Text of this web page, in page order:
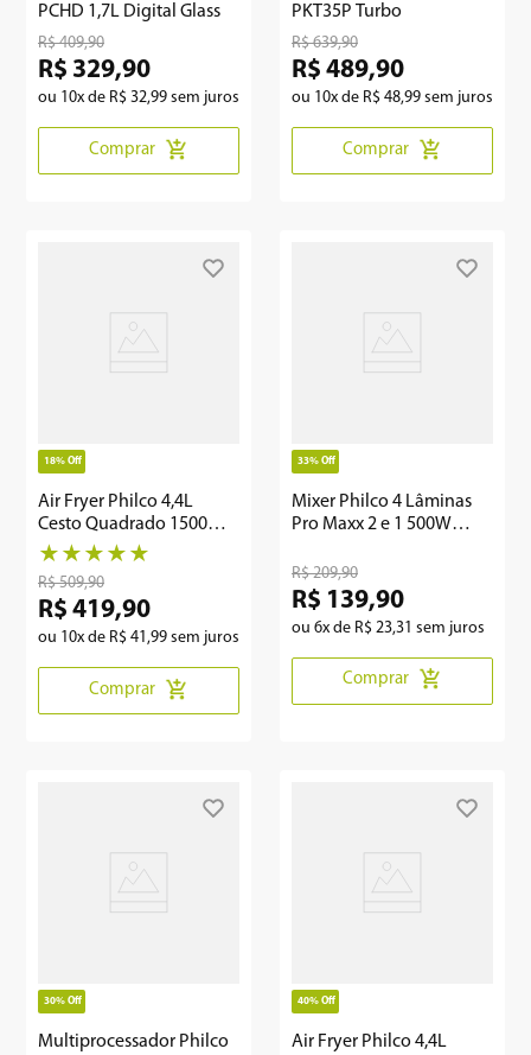
PCHD 1,7L Digital Glass
R$ 409,90
R$ 329,90
ou 10x de R$ 32,99 sem juros
Comprar
PKT35P Turbo
R$ 639,90
R$ 489,90
ou 10x de R$ 48,99 sem juros
Comprar
18% Off
Air Fryer Philco 4,4L
Cesto Quadrado 1500W
PFR15PG
★ ★ ★ ★ ★
R$ 509,90
R$ 419,90
ou 10x de R$ 41 ,99 sem juros
Comprar
33% Off
Mixer Philco 4 Lâminas
Pro Maxx 2 e 1 500W
R$ 209,90
R$ 139,90
ou 6x de R$ 23,31 sem juros
Comprar
30% Off
Multiprocessador Philco
40% Off
Air Fryer Philco 4,4L